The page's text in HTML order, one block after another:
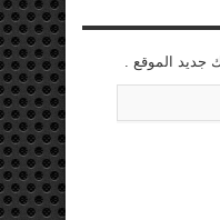
جديد الموقع .